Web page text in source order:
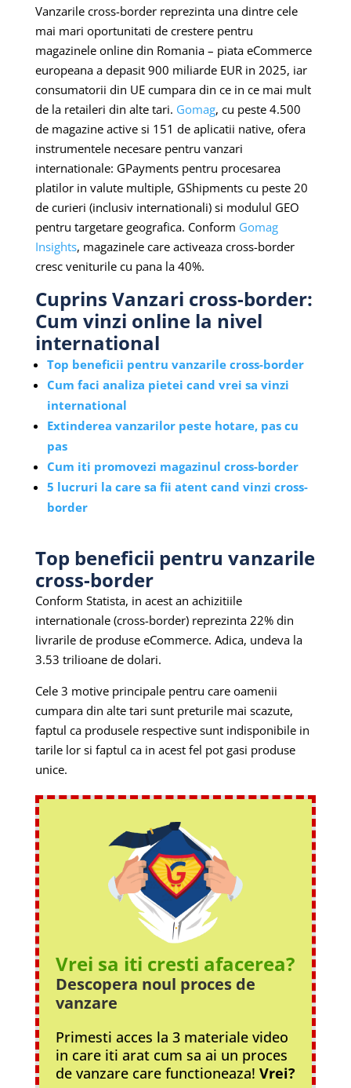
Vanzarile cross-border reprezinta una dintre cele
mai mari oportunitati de crestere pentru
magazinele online din Romania – piata eCommerce
europeana a depasit 900 miliarde EUR in 2025, iar
consumatorii din UE cumpara din ce in ce mai mult
de la retaileri din alte tari. Gomag, cu peste 4.500
de magazine active si 151 de aplicatii native, ofera
instrumentele necesare pentru vanzari
internationale: GPayments pentru procesarea
platilor in valute multiple, GShipments cu peste 20
de curieri (inclusiv internationali) si modulul GEO
pentru targetare geografica. Conform Gomag
Insights, magazinele care activeaza cross-border
cresc veniturile cu pana la 40%.
Cuprins Vanzari cross-border:
Cum vinzi online la nivel
international
Top beneficii pentru vanzarile cross-border
Cum faci analiza pietei cand vrei sa vinzi
international
Extinderea vanzarilor peste hotare, pas cu
pas
Cum iti promovezi magazinul cross-border
5 lucruri la care sa fii atent cand vinzi cross-
border
Top beneficii pentru vanzarile
cross-border
Conform Statista, in acest an achizitiile
internationale (cross-border) reprezinta 22% din
livrarile de produse eCommerce. Adica, undeva la
3.53 trilioane de dolari.
Cele 3 motive principale pentru care oamenii
cumpara din alte tari sunt preturile mai scazute,
faptul ca produsele respective sunt indisponibile in
tarile lor si faptul ca in acest fel pot gasi produse
unice.
Vrei sa iti cresti afacerea?
Descopera noul procesde
vanzare
Primesti acces la 3 materiale video
in care iti arat cum sa ai un proces
de vanzare care functioneaza! Vrei?